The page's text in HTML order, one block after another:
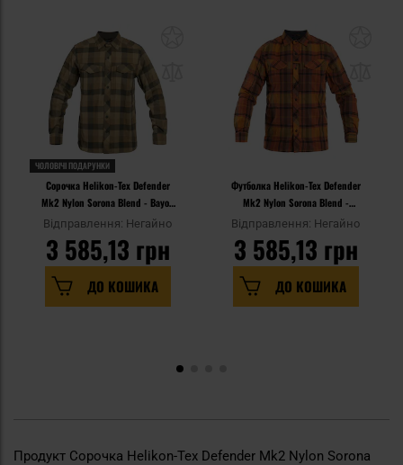
ЧОЛОВІЧІ ПОДАРУНКИ
Сорочка Helikon-Tex Defender
Mk2 Nylon Sorona Blend - Bayou
Moss Checkered
Відправлення: Негайно
3 585,13 грн
ДО КОШИКА
Футболка Helikon-Tex Defender
Mk2 Nylon Sorona Blend -
Evening Pumpkin Plaid
Відправлення: Негайно
3 585,13 грн
ДО КОШИКА
Продукт Сорочка Helikon-Tex Defender Mk2 Nylon Sorona